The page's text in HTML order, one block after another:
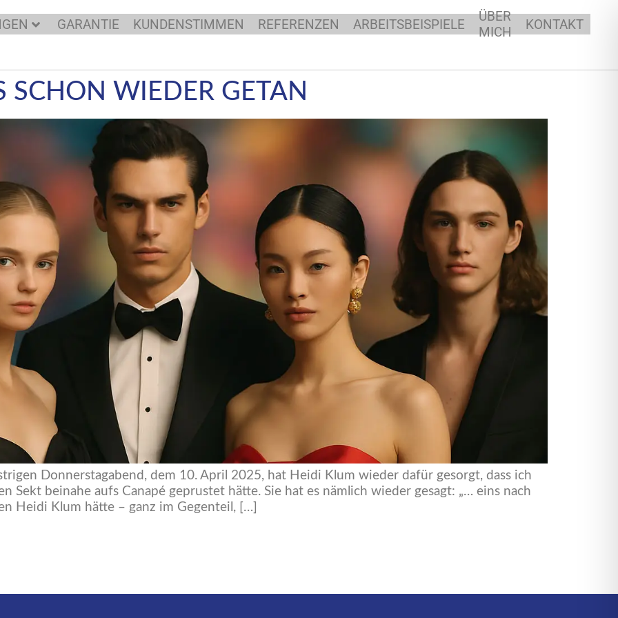
GARANTIE KUNDENSTIMMEN REFERENZEN ARBEITSBEISPIELE
ÜBER
MICH
KONTAKT
WIEDER GETAN
Donnerstagabend, dem 10. April 2025, hat Heidi Klum wieder dafür gesorgt, dass ich
Sekt beinahe aufs Canapé geprustet hätte. Sie hat es nämlich wieder gesagt: „… eins nach
Heidi Klum hätte – ganz im Gegenteil, […]